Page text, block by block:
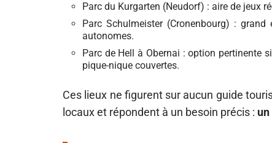
Parc du Kurgarten (Neudorf) : aire de jeux
Parc Schulmeister (Cronenbourg) :
autonomes.
Parc de Hell à Obernai : option pertinente
pique-nique couvertes.
Ces lieux ne figurent sur aucun guide
locaux et répondent à un besoin précis :